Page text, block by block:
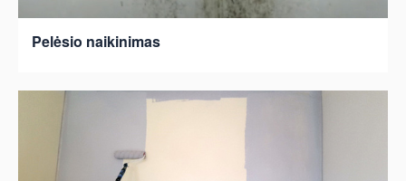
Pelėsio naikinimas